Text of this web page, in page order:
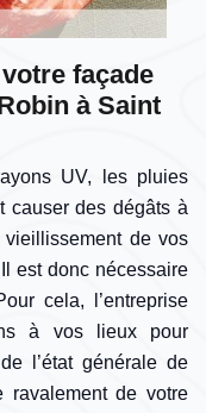
façade
à Saint
UV, les pluies
causer des dégâts à
de vos
est donc nécessaire
cela, l’entreprise
à vos lieux pour
l’état générale de
ravalement de votre